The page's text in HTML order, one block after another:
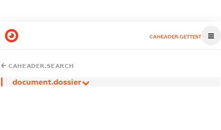
CAHEADER.GETTEST
CAHEADER.SEARCH
document.dossier